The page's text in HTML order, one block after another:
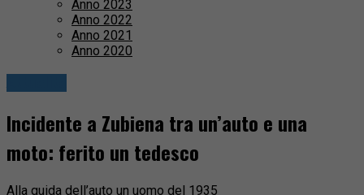
Anno 2023
Anno 2022
Anno 2021
Anno 2020
Incidente a Zubiena tra un’auto e una
moto: ferito un tedesco
Alla guida dell’auto un uomo del 1935